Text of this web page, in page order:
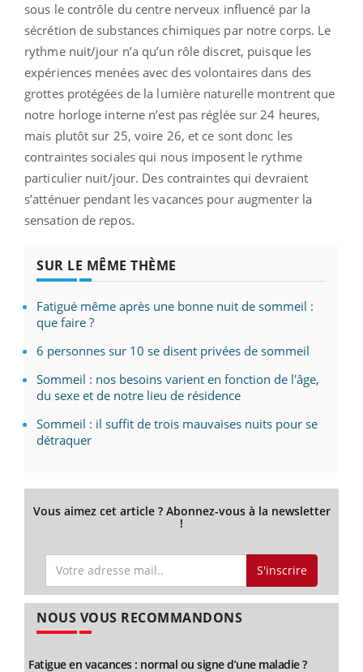
sous le contrôle du centre nerveux influencé par la
sécrétion de substances chimiques par notre corps. Le
rythme nuit/jour n’a qu’un rôle discret, puisque les
expériences menées avec des volontaires dans des
grottes protégées de la lumière naturelle montrent que
notre horloge interne n’est pas réglée sur 24 heures,
mais plutôt sur 25, voire 26, et ce sont donc les
contraintes sociales qui nous imposent le rythme
particulier nuit/jour. Des contraintes qui devraient
s’atténuer pendant les vacances pour augmenter la
sensation de repos.
SUR LE MÊME THÈME
Fatigué même après une bonne nuit de sommeil :
que faire ?
6 personnes sur 10 se disent privées de sommeil
Sommeil : nos besoins varient en fonction de l'âge,
du sexe et de notre lieu de résidence
Sommeil : il suffit de trois mauvaises nuits pour se
détraquer
Vous aimez cet article ? Abonnez-vous à la newsletter
!
S'inscrire
NOUS VOUS RECOMMANDONS
Fatigue en vacances : normal ou signe d’une maladie ?